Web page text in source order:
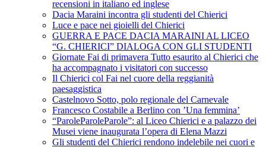
recensioni in italiano ed inglese
Dacia Maraini incontra gli studenti del Chierici
Luce e pace nei gioielli del Chierici
GUERRA E PACE DACIA MARAINI AL LICEO
“G. CHIERICI” DIALOGA CON GLI STUDENTI
Giornate Fai di primavera Tutto esaurito al Chierici che
ha accompagnato i visitatori con successo
Il Chierici col Fai nel cuore della reggianità
paesaggistica
Castelnovo Sotto, polo regionale del Carnevale
Francesco Costabile a Berlino con ’Una femmina’
“ParoleParoleParole”: al Liceo Chierici e a palazzo dei
Musei viene inaugurata l’opera di Elena Mazzi
Gli studenti del Chierici rendono indelebile nei cuori e